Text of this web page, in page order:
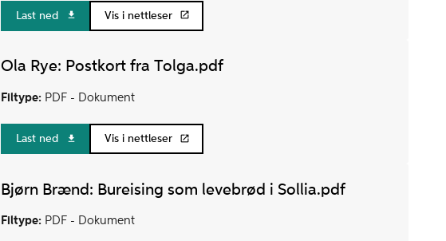
Last ned Vis i nettleser
Ola Rye: Postkort fra Tolga.pdf
Filtype: PDF - Dokument
Last ned Vis i nettleser
Bjørn Brænd: Bureising som levebrød i Sollia.pdf
Filtype: PDF - Dokument